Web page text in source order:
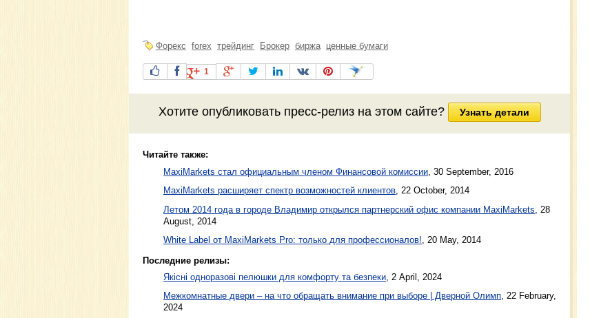
Форекс forex трейдинг Брокер биржа ценные бумаги
1
Хотите опубликовать пресс-релизна этом сайте? Узнать детали
Читайте также:
MaxiMarkets стал официальным членом Финансовой комиссии, 30 September, 2016
MaxiMarkets расширяет спектр возможностей клиентов, 22 October, 2014
Летом 2014 года в городе Владимир открылся партнерский офис компании MaxiMarkets
28
August, 2014
White Label от MaxiMarkets Pro: только для профессионалов!
20 May, 2014
Последние релизы:
Якісні одноразові пелюшки для комфорту та безпеки, 2 April, 2024
Межкомнатные двери – на что обращать внимание при выборе | Дверной Олимп, 22 February,
2024